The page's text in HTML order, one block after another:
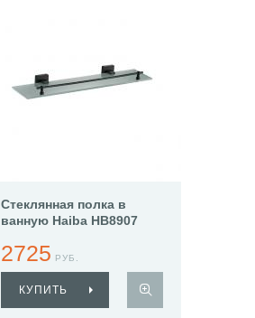
Стеклянная полка в
ванную Haiba HB8907
2725 РУБ.
КУПИТЬ